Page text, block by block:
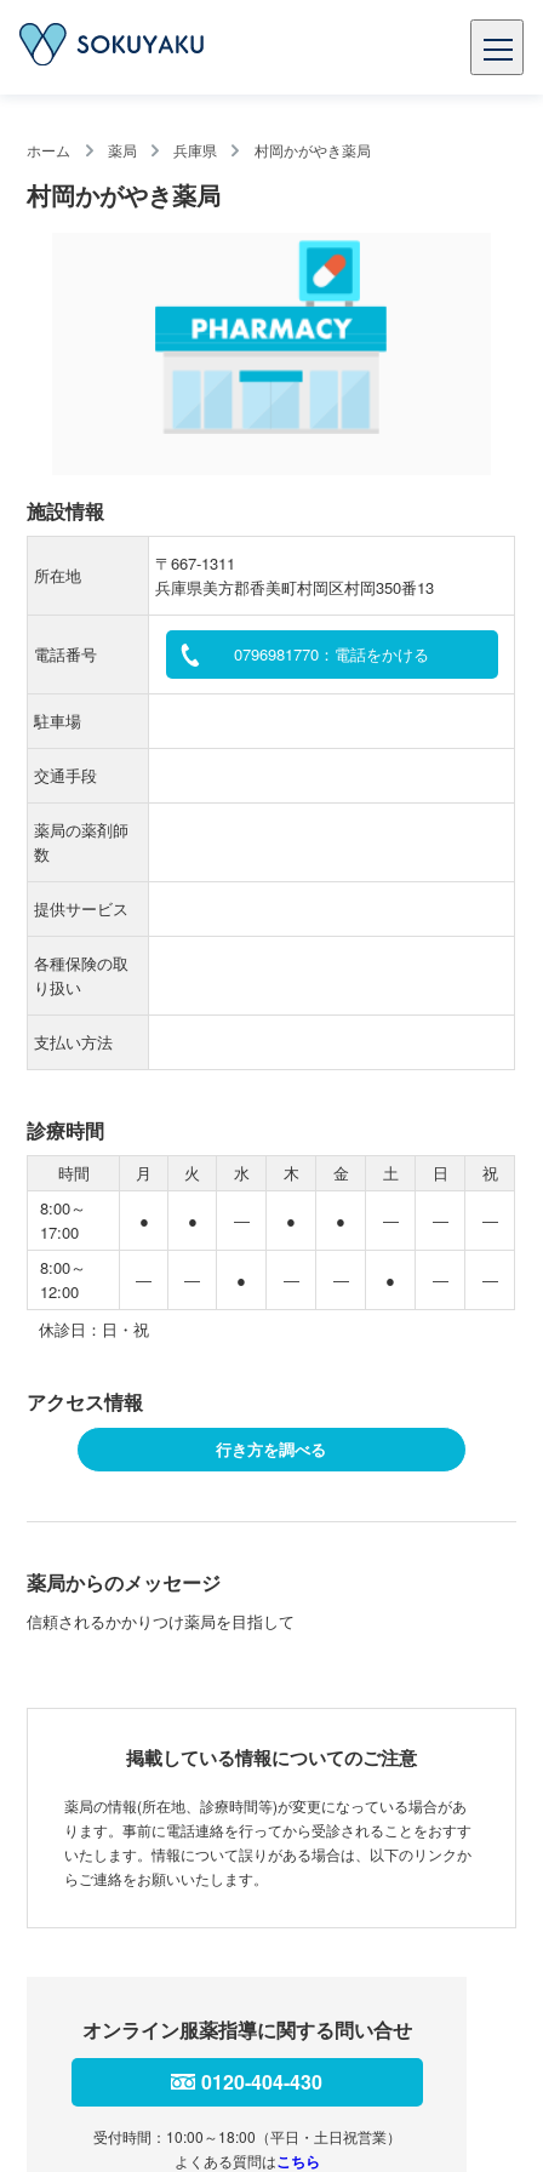
ホーム 薬局 兵庫県 村岡かがやき薬局
村岡かがやき薬局
施設情報
所在地
〒667-1311
兵庫県美方郡香美町村岡区村岡350番13
電話番号 0796981770：電話をかける
駐車場
交通手段
薬局の薬剤師
数
提供サービス
各種保険の取
り扱い
支払い方法
診療時間
時間 月 火 水 木 金 土 日
祝
8:00～
17:00
● ● ― ● ● ― ― ―
8:00～
12:00
― ― ● ― ― ● ― ―
休診日：日・祝
アクセス情報
行き方を調べる
薬局からのメッセージ
信頼されるかかりつけ薬局を目指して
掲載している情報についてのご注意
薬局の情報(所在地、診療時間等)が変更になっている場合があ
ります。事前に電話連絡を行ってから受診されることをおすす
いたします。情報について誤りがある場合は、以下のリンクか
らご連絡をお願いいたします。
オンライン服薬指導に関する問い合せ
0120-404-430
受付時間：10:00～18:00（平日・土日祝営業）
よくある質問はこちら